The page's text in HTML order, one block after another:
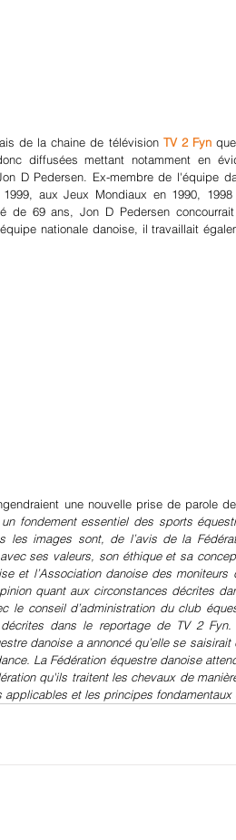
de la chaine de télévision TV 2 Fyn
diffusées mettant notamment en
D Pedersen. Ex-membre de l'équipe
aux Jeux Mondiaux en 1990,
de 69 ans, Jon D Pedersen
nationale danoise, il travaillait
une nouvelle prise de parole
fondement essentiel des sports
les images sont, de l’avis de la
ses valeurs, son éthique et sa
et l’Association danoise des
quant aux circonstances décrites
le conseil d’administration du club
décrites dans le reportage de TV 2
danoise a annoncé qu’elle se
La Fédération équestre danoise
qu'ils traitent les chevaux de
applicables et les principes